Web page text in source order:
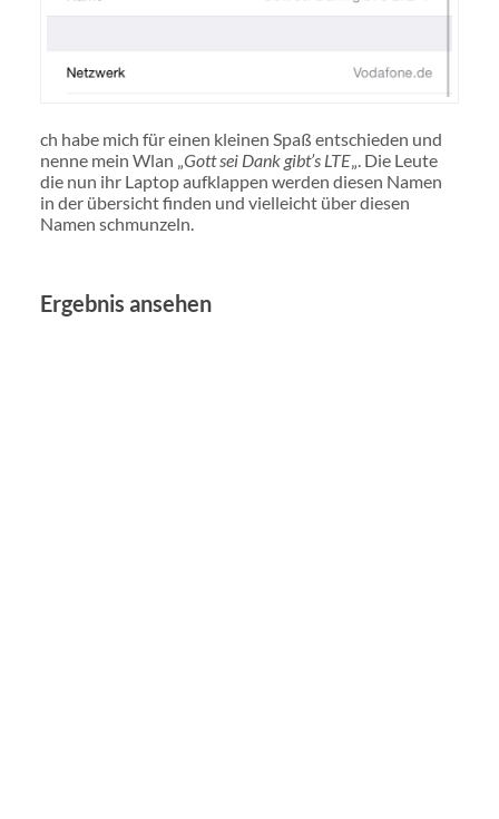
ch habe mich für einen kleinen Spaß entschieden und
nenne mein Wlan „Gott sei Dank gibt’s LTE„. Die Leute
die nun ihr Laptop aufklappen werden diesen Namen
in der übersicht finden und vielleicht über diesen
Namen schmunzeln.
Ergebnis ansehen